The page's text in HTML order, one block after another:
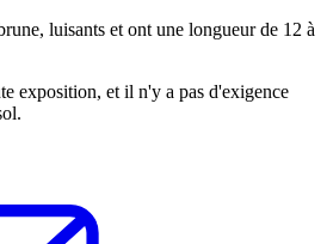
luisants et ont une longueur de 12 à
exposition, et il n'y a pas d'exigence